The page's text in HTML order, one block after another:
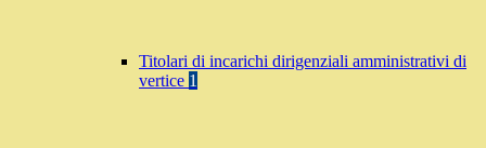
Titolari di incarichi dirigenziali amministrativi di
vertice 1